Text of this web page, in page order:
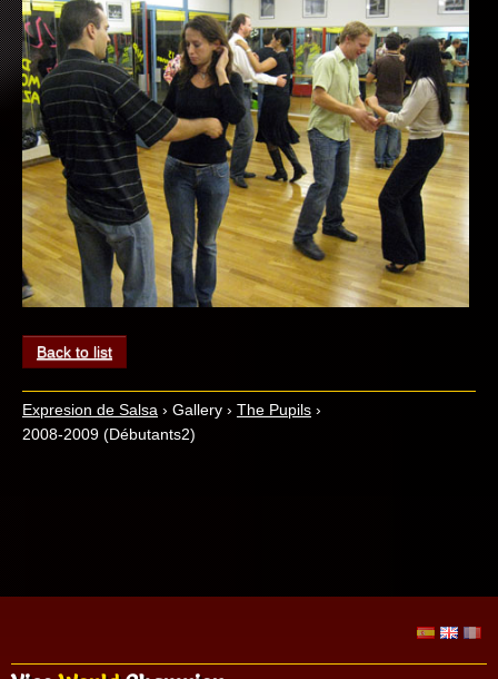
Back to list
Expresion de Salsa › Gallery › The Pupils ›
2008-2009 (Débutants2)